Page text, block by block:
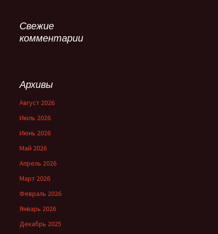
Свежие
комментарии
Архивы
Август 2026
Июль 2026
Июнь 2026
Май 2026
Апрель 2026
Март 2026
Февраль 2026
Январь 2026
Декабрь 2025